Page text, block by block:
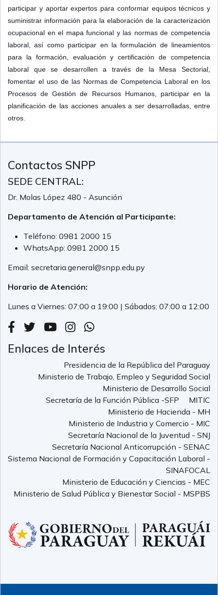
participar y aportar expertos para conformar equipos técnicos y
suministrar información para la elaboración de la caracterización
ocupacional en el mapa funcional y las normas de competencia
laboral, así como participar en la formulación de lineamientos
para la formación, evaluación y certificación de competencia
laboral que se desarrollen a través de la Mesa Sectorial,
fomentar el uso de las Normas de Competencia Laboral en los
Procesos de Gestión de Recursos Humanos, participar en la
planificación de las acciones anuales a ser desarrolladas, entre
otros.
Contactos SNPP
SEDE CENTRAL:
Dr. Molas López 480 - Asunción
Departamento de Atención al Participante:
Teléfono: 0981 2000 15
WhatsApp: 0981 2000 15
Email: secretaria.general@snpp.edu.py
Horario de Atención:
Lunes a Viernes: 07:00 a 19:00 | Sábados: 07:00 a 12:00
Enlaces de Interés
Presidencia de la República del Paraguay
Ministerio de Trabajo, Empleo y Seguridad Social
Ministerio de Desarrollo Social
Secretaría de la Función Pública -SFP
MITIC
Ministerio de Hacienda - MH
Ministerio de Industria y Comercio - MIC
Secretaría Nacional de la Juventud - SNJ
Secretaría Nacional Anticorrupción - SENAC
Sistema Nacional de Formación y Capacitación Laboral -
SINAFOCAL
Ministerio de Educación y Ciencias - MEC
Ministerio de Salud Pública y Bienestar Social - MSPBS